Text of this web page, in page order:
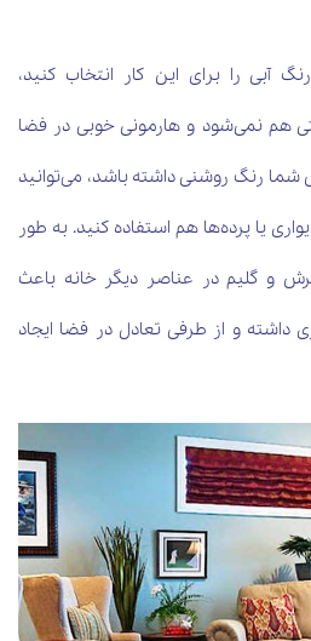
را برای این کار انتخاب کنید،
هم نمی‌شود و هارمونی خوبی در فضا
شما رنگ روشنی داشته باشد، می‌توانید
یا پرده‌ها هم استفاده کنید. به طور
و گلیم در عناصر دیگر خانه باعث
و از طرفی تعادل در فضا ایجاد